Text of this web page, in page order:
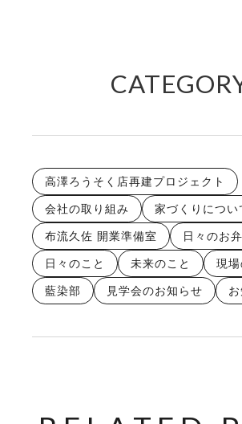
高澤ろうそく店再建プロジェクト
会社の取り組み 家づくりについ
布流久佐 開業準備室 日々のお
日々のこと 未来のこと 現
藍染部 見学会のお知らせ